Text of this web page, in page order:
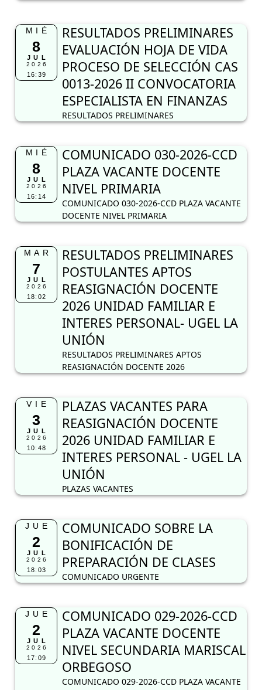
MIÉ
8
JUL
2026
16:39
RESULTADOS PRELIMINARES
EVALUACIÓN HOJA DE VIDA
PROCESO DE SELECCIÓN CAS
0013-2026 II CONVOCATORIA
ESPECIALISTA EN FINANZAS
RESULTADOS PRELIMINARES
MIÉ
8
JUL
2026
16:14
COMUNICADO 030-2026-CCD
PLAZA VACANTE DOCENTE
NIVEL PRIMARIA
COMUNICADO 030-2026-CCD PLAZA VACANTE
DOCENTE NIVEL PRIMARIA
MAR
7
JUL
2026
18:02
RESULTADOS PRELIMINARES
POSTULANTES APTOS
REASIGNACIÓN DOCENTE
2026 UNIDAD FAMILIAR E
INTERES PERSONAL- UGEL LA
UNIÓN
RESULTADOS PRELIMINARES APTOS
REASIGNACIÓN DOCENTE 2026
VIE
3
JUL
2026
10:48
PLAZAS VACANTES PARA
REASIGNACIÓN DOCENTE
2026 UNIDAD FAMILIAR E
INTERES PERSONAL - UGEL LA
UNIÓN
PLAZAS VACANTES
JUE
2
JUL
2026
18:03
COMUNICADO SOBRE LA
BONIFICACIÓN DE
PREPARACIÓN DE CLASES
COMUNICADO URGENTE
JUE
2
JUL
2026
17:09
COMUNICADO 029-2026-CCD
PLAZA VACANTE DOCENTE
NIVEL SECUNDARIA MARISCAL
ORBEGOSO
COMUNICADO 029-2026-CCD PLAZA VACANTE